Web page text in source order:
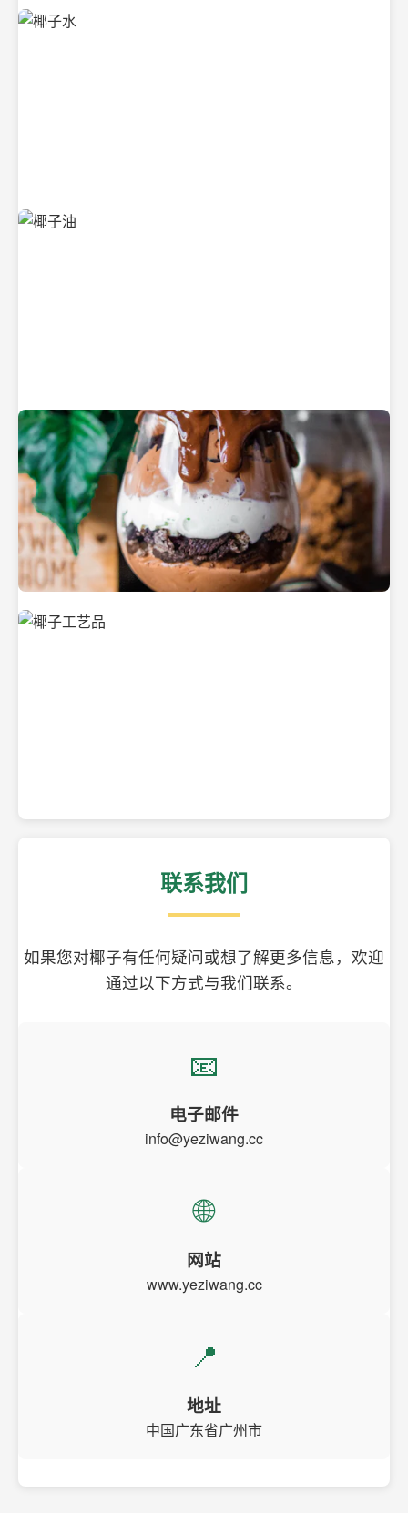
新鲜采摘的椰子
清凉解渴的椰子水
纯净的初榨椰子油
美味的椰子食品
联系我们
如果您对椰子有任何疑问或想了解更多信息，欢迎
通过以下方式与我们联系。
📧
电子邮件
info@yeziwang.cc
🌐
网站
www.yeziwang.cc
📍
地址
中国广东省广州市